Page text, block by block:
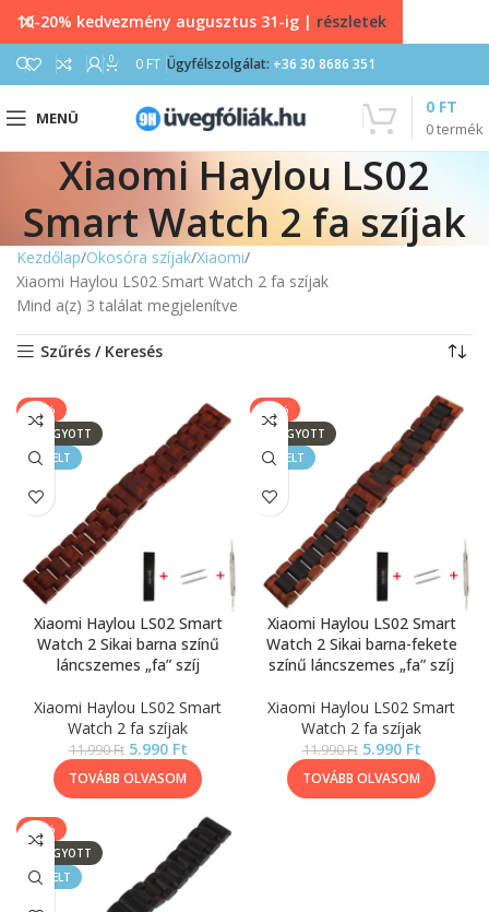
0 0 FT Ügyfélszolgálat: +36 30 8686 351
MENÜ
0termék
0 FT
Xiaomi Haylou LS02
Smart Watch 2 fa szíjak
Kezdőlap Okosóra szíjak Xiaomi
Xiaomi Haylou LS02 Smart Watch 2 fa szíjak
Mind a(z) 3 találat megjelenítve
Szűrés / Keresés
-50%
ELFOGYOTT
KIEMELT
Xiaomi Haylou LS02 Smart
Watch 2 Sikai barna színű
láncszemes „fa” szíj
Xiaomi Haylou LS02 Smart
Watch 2 fa szíjak
11.990Ft 5.990 Ft
TOVÁBB OLVASOM
-50%
ELFOGYOTT
KIEMELT
Xiaomi Haylou LS02 Smart
Watch 2 Sikai barna-fekete
színű láncszemes „fa” szíj
Xiaomi Haylou LS02 Smart
Watch 2 fa szíjak
11.990Ft 5.990 Ft
TOVÁBB OLVASOM
-50%
ELFOGYOTT
KIEMELT
10-20% kedvezmény augusztus 31-ig | részletek